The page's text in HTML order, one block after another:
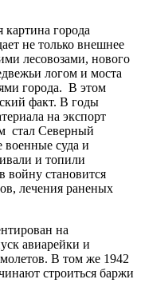
картина города
не только внешнее
лесовозами, нового
логом и моста
города. В этом
факт. В годы
на экспорт
стал Северный
военные суда и
и топили
войну становится
лечения раненых
на
авиарейки и
В том же 1942
строиться баржи